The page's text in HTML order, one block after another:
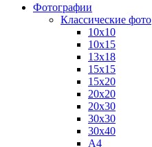
Фотографии
Классические фото
10х10
10х15
13х18
15х15
15х20
20х20
20х30
30х30
30х40
А4